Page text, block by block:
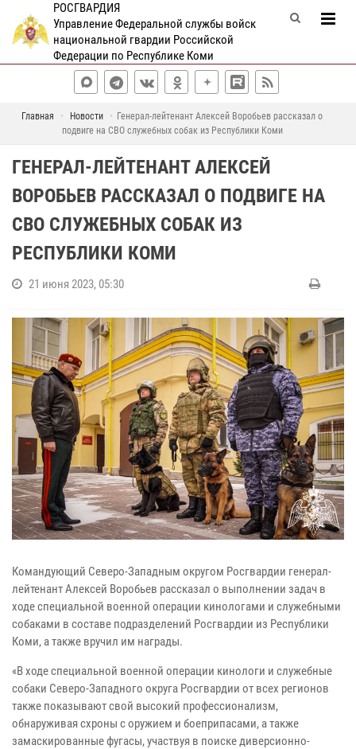
РОСГВАРДИЯ
Управление Федеральной службы войск
национальной гвардии Российской
Федерации по Республике Коми
Главная Новости
Генерал-лейтенант Алексей Воробьев рассказал о
подвиге на СВО служебных собак из Республики Коми
ГЕНЕРАЛ-ЛЕЙТЕНАНТ АЛЕКСЕЙ
ВОРОБЬЕВ РАССКАЗАЛ О ПОДВИГЕ НА
СВО СЛУЖЕБНЫХ СОБАК ИЗ
РЕСПУБЛИКИ КОМИ
21 июня 2023, 05:30
Командующий Северо-Западным округом Росгвардии генерал-
лейтенант Алексей Воробьев рассказал о выполнении задач в
ходе специальной военной операции кинологами и служебными
собаками в составе подразделений Росгвардии из Республики
Коми, а также вручил им награды.
«В ходе специальной военной операции кинологи и служебные
собаки Северо-Западного округа Росгвардии от всех регионов
также показывают свой высокий профессионализм,
обнаруживая схроны с оружием и боеприпасами, а также
замаскированные фугасы, участвуя в поиске диверсионно-